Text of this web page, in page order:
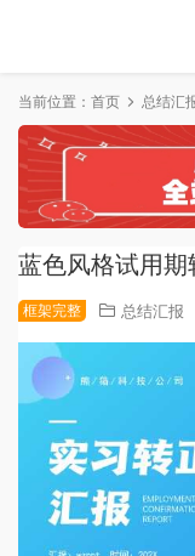
当前位置： 首页 总结汇
蓝色风格试用
框架完整 总结汇报